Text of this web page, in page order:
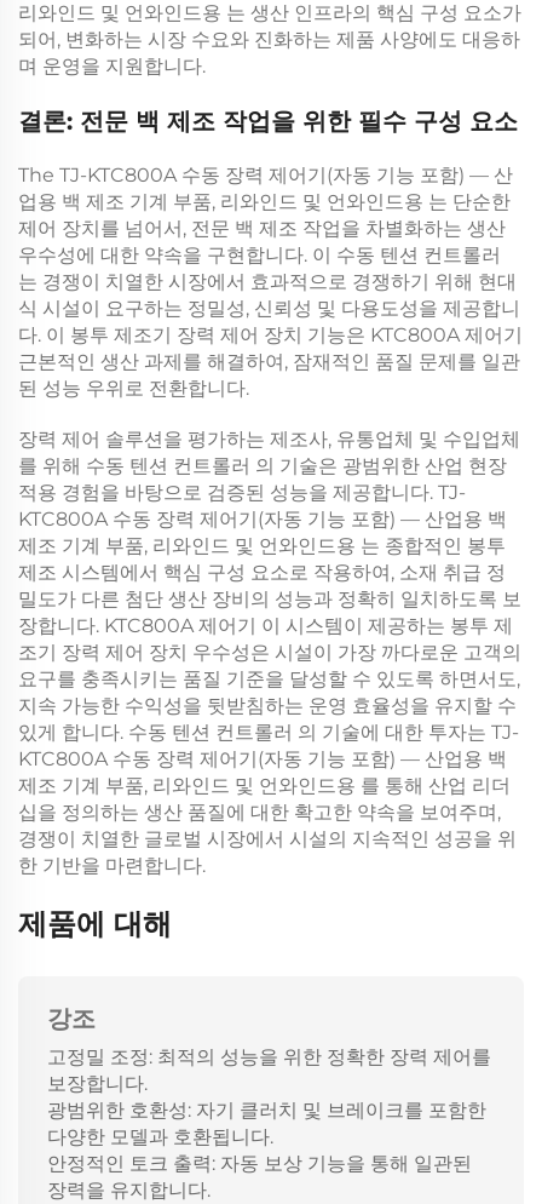
리와인드 및 언와인드용 는 생산 인프라의 핵심 구성 요소가
되어, 변화하는 시장 수요와 진화하는 제품 사양에도 대응하
며 운영을 지원합니다.
결론: 전문 백 제조 작업을 위한 필수 구성 요소
The TJ-KTC800A 수동 장력 제어기(자동 기능 포함) — 산
업용 백 제조 기계 부품, 리와인드 및 언와인드용 는 단순한
제어 장치를 넘어서, 전문 백 제조 작업을 차별화하는 생산
우수성에 대한 약속을 구현합니다. 이 수동 텐션 컨트롤러
는 경쟁이 치열한 시장에서 효과적으로 경쟁하기 위해 현대
식 시설이 요구하는 정밀성, 신뢰성 및 다용도성을 제공합니
다. 이 봉투 제조기 장력 제어 장치 기능은 KTC800A 제어기
근본적인 생산 과제를 해결하여, 잠재적인 품질 문제를 일관
된 성능 우위로 전환합니다.
장력 제어 솔루션을 평가하는 제조사, 유통업체 및 수입업체
를 위해 수동 텐션 컨트롤러 의 기술은 광범위한 산업 현장
적용 경험을 바탕으로 검증된 성능을 제공합니다. TJ-
KTC800A 수동 장력 제어기(자동 기능 포함) — 산업용 백
제조 기계 부품, 리와인드 및 언와인드용 는 종합적인 봉투
제조 시스템에서 핵심 구성 요소로 작용하여, 소재 취급 정
밀도가 다른 첨단 생산 장비의 성능과 정확히 일치하도록 보
장합니다. KTC800A 제어기 이 시스템이 제공하는 봉투 제
조기 장력 제어 장치 우수성은 시설이 가장 까다로운 고객의
요구를 충족시키는 품질 기준을 달성할 수 있도록 하면서도,
지속 가능한 수익성을 뒷받침하는 운영 효율성을 유지할 수
있게 합니다. 수동 텐션 컨트롤러 의 기술에 대한 투자는 TJ-
KTC800A 수동 장력 제어기(자동 기능 포함) — 산업용 백
제조 기계 부품, 리와인드 및 언와인드용 를 통해 산업 리더
십을 정의하는 생산 품질에 대한 확고한 약속을 보여주며,
경쟁이 치열한 글로벌 시장에서 시설의 지속적인 성공을 위
한 기반을 마련합니다.
제품에 대해
강조
고정밀 조정: 최적의 성능을 위한 정확한 장력 제어를
보장합니다.
광범위한 호환성: 자기 클러치 및 브레이크를 포함한
다양한 모델과 호환됩니다.
안정적인 토크 출력: 자동 보상 기능을 통해 일관된
장력을 유지합니다.